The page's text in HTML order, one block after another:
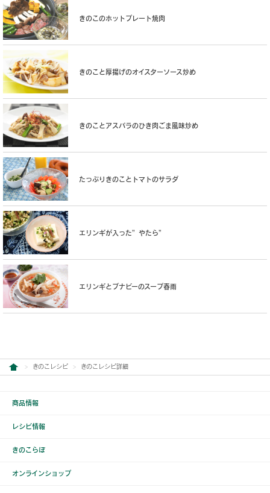
きのこのホットプレート焼肉
きのこと厚揚げのオイスターソース炒め
きのことアスパラのひき肉ごま風味炒め
たっぷりきのことトマトのサラダ
エリンギが入った”やたら”
エリンギとブナピーのスープ春雨
きのこレシピ きのこレシピ詳細
商品情報
レシピ情報
きのこらぼ
オンラインショップ